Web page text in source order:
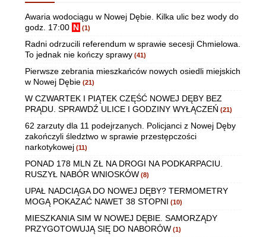
Awaria wodociągu w Nowej Dębie. Kilka ulic bez wody do
godz. 17:00 N (1)
Radni odrzucili referendum w sprawie secesji Chmielowa.
To jednak nie kończy sprawy (41)
Pierwsze zebrania mieszkańców nowych osiedli miejskich
w Nowej Dębie (21)
W CZWARTEK I PIĄTEK CZĘŚĆ NOWEJ DĘBY BEZ
PRĄDU. SPRAWDŹ ULICE I GODZINY WYŁĄCZEŃ (21)
62 zarzuty dla 11 podejrzanych. Policjanci z Nowej Dęby
zakończyli śledztwo w sprawie przestępczości
narkotykowej (11)
PONAD 178 MLN ZŁ NA DROGI NA PODKARPACIU.
RUSZYŁ NABÓR WNIOSKÓW (8)
UPAŁ NADCIĄGA DO NOWEJ DĘBY? TERMOMETRY
MOGĄ POKAZAĆ NAWET 38 STOPNI (10)
MIESZKANIA SIM W NOWEJ DĘBIE. SAMORZĄDY
PRZYGOTOWUJĄ SIĘ DO NABORÓW (1)